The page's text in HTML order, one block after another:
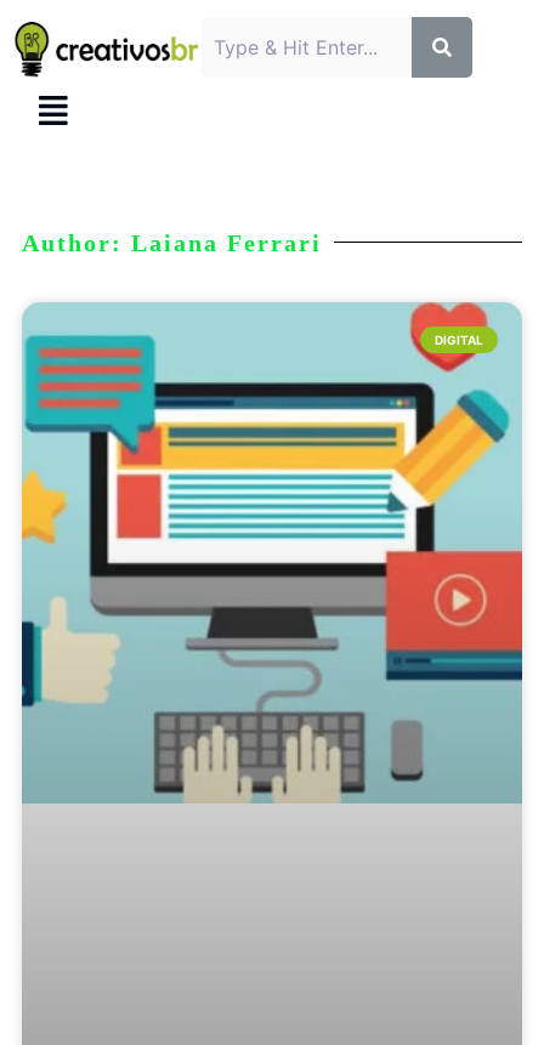
Author: Laiana Ferrari
DIGITAL